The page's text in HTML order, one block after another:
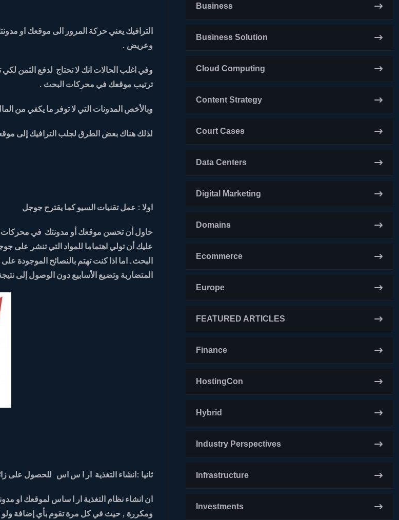
الترافيك يعني حركة المرور الى موقعك او
وعريض .
وفي اغلب الحالات انك لا تحتاج لدفع الثمن
ترتيب موقعك في محركات البحث .
وبالأخص المدونات التي لا توفر ما يكفي من
لذلك هناك بعض الطرق لجلب الترافيك إلى
اولا : عمل تقنيات السيو كما يقترح جوجل
حاول أن تحسن موقعك أو مدونتك في محركات
عليك أن تولي اهتماما للمواد التي تنشر
البحث. اما اذا كنت تهتم بالنصائح
المتضاربة وتضيع الأسابيع دون الوصول إلى
ثانيا :انشاء التغذية ار ا س اس للحصول على
ان انشاء نظام التغذية ار ا ساس لموقعك او
ومكررة , حيث في كل مرة تقوم بأي إضافة
Business
Business Solution
Cloud Computing
Content Strategy
Court Cases
Data Centers
Digital Marketing
Domains
Ecommerce
Europe
FEATURED ARTICLES
Finance
HostingCon
Hybrid
Industry Perspectives
Infrastructure
Investments